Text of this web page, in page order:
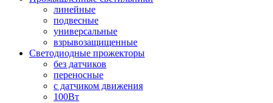
линейные
подвесные
универсальные
взрывозащищенные
Светодиодные прожекторы
без датчиков
переносные
с датчиком движения
100Вт